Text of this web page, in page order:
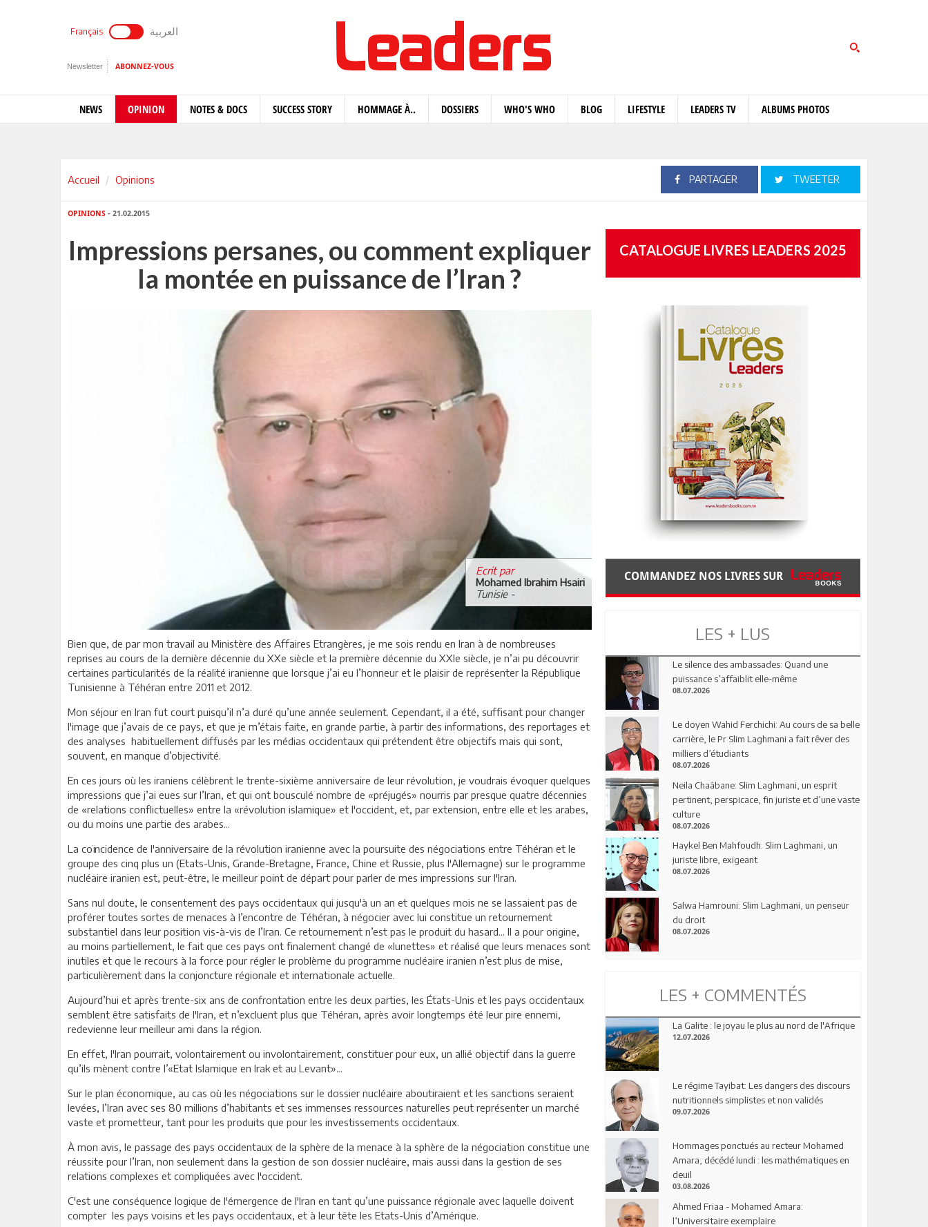
Français العربية
Newsletter ABONNEZ-VOUS
NEWS OPINION NOTES & DOCS SUCCESS STORY HOMMAGE À.. DOSSIERS WHO'S WHO BLOG LIFESTYLE LEADERS TV ALBUMS PHOTOS
Accueil Opinions PARTAGER TWEETER
OPINIONS - 21.02.2015
Impressions persanes, ou comment expliquer
la montée en puissance de l’Iran ?
Ecrit par
Mohamed Ibrahim Hsairi
Tunisie -
Bien que, de par mon travail au Ministère des Affaires Etrangères, je me sois rendu en Iran à de nombreuses
reprises au cours de la dernière décennie du XXe siècle et la première décennie du XXIe siècle, je n’ai pu découvrir
certaines particularités de la réalité iranienne que lorsque j’ai eu l’honneur et le plaisir de représenter la République
Tunisienne à Téhéran entre 2011 et 2012.
Mon séjour en Iran fut court puisqu’il n’a duré qu’une année seulement. Cependant, il a été, suffisant pour changer
l'image que j’avais de ce pays, et que je m’étais faite, en grande partie, à partir des informations, des reportages et
des analyses habituellement diffusés par les médias occidentaux qui prétendent être objectifs mais qui sont,
souvent, en manque d’objectivité.
En ces jours où les iraniens célèbrent le trente-sixième anniversaire de leur révolution, je voudrais évoquer quelques
impressions que j’ai eues sur l’Iran, et qui ont bousculé nombre de «préjugés» nourris par presque quatre décennies
de «relations conflictuelles» entre la «révolution islamique» et l'occident, et, par extension, entre elle et les arabes,
ou du moins une partie des arabes...
La coïncidence de l'anniversaire de la révolution iranienne avec la poursuite des négociations entre Téhéran et le
groupe des cinq plus un (Etats-Unis, Grande-Bretagne, France, Chine et Russie, plus l'Allemagne) sur le programme
nucléaire iranien est, peut-être, le meilleur point de départ pour parler de mes impressions sur l'Iran.
Sans nul doute, le consentement des pays occidentaux qui jusqu'à un an et quelques mois ne se lassaient pas de
proférer toutes sortes de menaces à l’encontre de Téhéran, à négocier avec lui constitue un retournement
substantiel dans leur position vis-à-vis de l’Iran. Ce retournement n’est pas le produit du hasard... Il a pour origine,
au moins partiellement, le fait que ces pays ont finalement changé de «lunettes» et réalisé que leurs menaces sont
inutiles et que le recours à la force pour régler le problème du programme nucléaire iranien n’est plus de mise,
particulièrement dans la conjoncture régionale et internationale actuelle.
Aujourd’hui et après trente-six ans de confrontation entre les deux parties, les États-Unis et les pays occidentaux
semblent être satisfaits de l'Iran, et n’excluent plus que Téhéran, après avoir longtemps été leur pire ennemi,
redevienne leur meilleur ami dans la région.
En effet, l'Iran pourrait, volontairement ou involontairement, constituer pour eux, un allié objectif dans la guerre
qu’ils mènent contre l’«Etat Islamique en Irak et au Levant»...
Sur le plan économique, au cas où les négociations sur le dossier nucléaire aboutiraient et les sanctions seraient
levées, l’Iran avec ses 80 millions d’habitants et ses immenses ressources naturelles peut représenter un marché
vaste et prometteur, tant pour les produits que pour les investissements occidentaux.
À mon avis, le passage des pays occidentaux de la sphère de la menace à la sphère de la négociation constitue une
réussite pour l’Iran, non seulement dans la gestion de son dossier nucléaire, mais aussi dans la gestion de ses
relations complexes et compliquées avec l'occident.
C'est une conséquence logique de l'émergence de l'Iran en tant qu’une puissance régionale avec laquelle doivent
compter les pays voisins et les pays occidentaux, et à leur tête les Etats-Unis d’Amérique.
CATALOGUE LIVRES LEADERS 2025
COMMANDEZ NOS LIVRES SUR
LES + LUS
Le silence des ambassades: Quand une
puissance s’affaiblit elle-même
08.07.2026
Le doyen Wahid Ferchichi: Au cours de sa belle
carrière, le Pr Slim Laghmani a fait rêver des
milliers d’étudiants
08.07.2026
Neila Chaâbane: Slim Laghmani, un esprit
pertinent, perspicace, fin juriste et d’une vaste
culture
08.07.2026
Haykel Ben Mahfoudh: Slim Laghmani, un
juriste libre, exigeant
08.07.2026
Salwa Hamrouni: Slim Laghmani, un penseur
du droit
08.07.2026
LES + COMMENTÉS
La Galite : le joyau le plus au nord de l'Afrique
12.07.2026
Le régime Tayibat: Les dangers des discours
nutritionnels simplistes et non validés
09.07.2026
Hommages ponctués au recteur Mohamed
Amara, décédé lundi : les mathématiques en
deuil
03.08.2026
Ahmed Friaa - Mohamed Amara:
l’Universitaire exemplaire